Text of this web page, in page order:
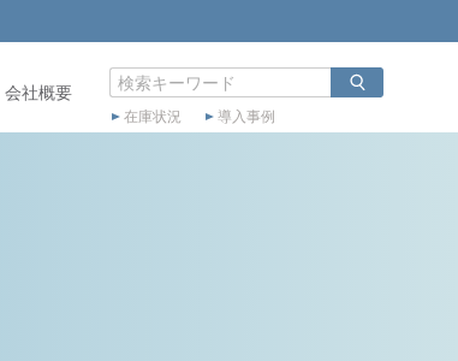
会社概要
在庫状況 導入事例